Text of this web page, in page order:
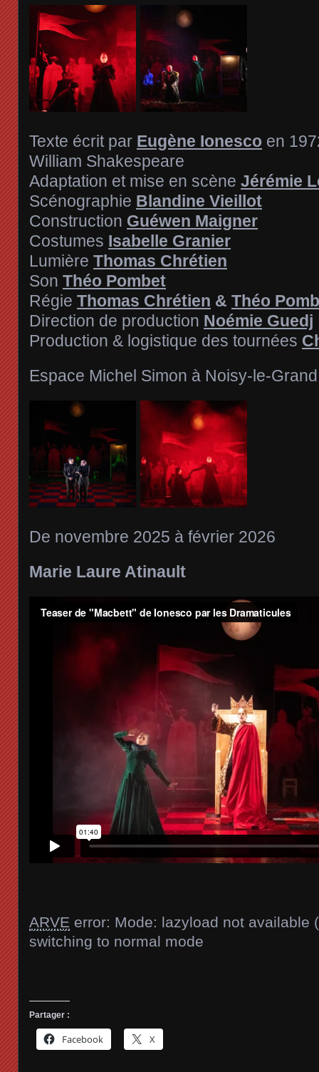
Texte écrit par Eugène Ionesco en
William Shakespeare
Adaptation et mise en scène Jérémie
Scénographie Blandine Vieillot
Construction Guéwen Maigner
Costumes Isabelle Granier
Lumière Thomas Chrétien
Son Théo Pombet
Régie Thomas Chrétien & Théo
Direction de production Noémie Guedj
Production & logistique des tournées
Espace Michel Simon à Noisy-le-Grand
De novembre 2025 à février 2026
Marie Laure Atinault
ARVE error: Mode: lazyload not available
switching to normal mode
Partager :
Facebook X